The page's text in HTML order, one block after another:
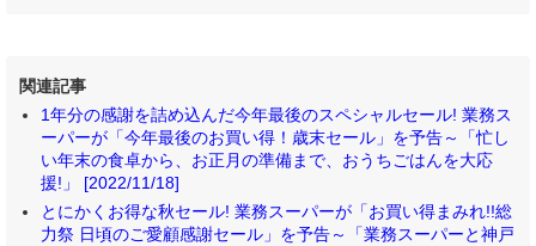
関連記事
1年分の感謝を詰め込んだ今年最後のスペシャルセール! 業務ス
ーパーが「今年最後のお買い得！歳末セール」を予告～「忙し
い年末の食卓から、お正月の準備まで、おうちごはんを大応
援!」 [2022/11/18]
とにかくお得な秋セール! 業務スーパーが「お買い得まみれ!!総
力祭 日頃のご愛顧感謝セール」を予告～「業務スーパーと神戸